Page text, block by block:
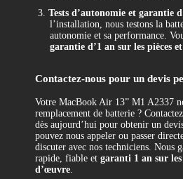
3. Tests d’autonomie et garantie
l’installation, nous testons la
autonomie et sa performance.
garantie d’1 an sur les pièces
Contactez-nous pour un devis
Votre MacBook Air 13” M1 A2337
remplacement de batterie ? Contactez
dès aujourd’hui pour obtenir un
pouvez nous appeler ou passer
discuter avec nos techniciens. Nous
rapide, fiable et garanti 1 an sur
d’œuvre.